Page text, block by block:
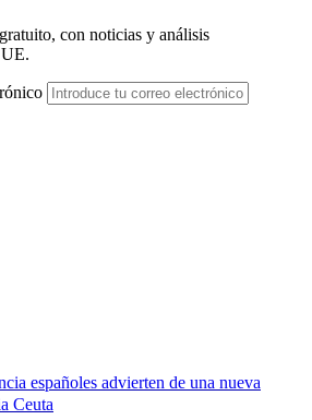
con noticias y análisis
españoles advierten de una nueva
Ceuta